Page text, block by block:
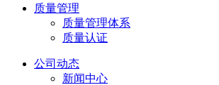
质量管理
质量管理体系
质量认证
公司动态
新闻中心